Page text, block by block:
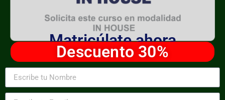
Matricúlate ahora
Descuento 30%